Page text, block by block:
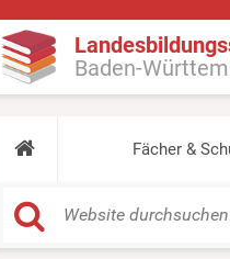
Baden-
Fächer &